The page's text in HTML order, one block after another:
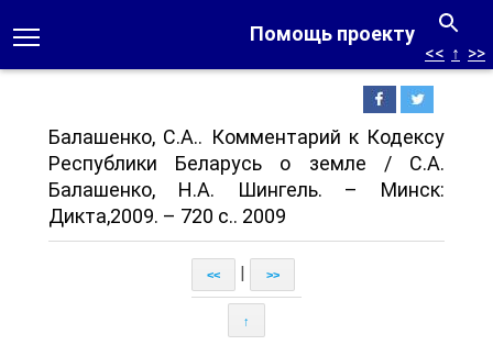
Помощь проекту
<< ↑ >>
Балашенко, С.А.. Комментарий к Кодексу
Республики Беларусь о земле / С.А.
Балашенко, Н.А. Шингель. – Минск:
Дикта,2009. – 720 с.. 2009
<< >>
↑